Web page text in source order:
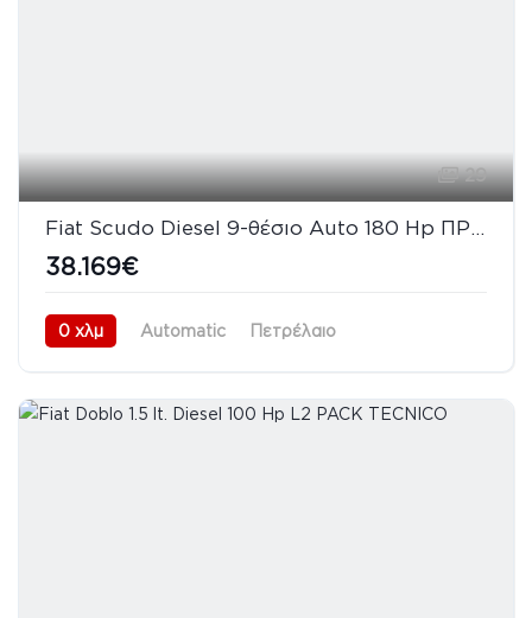
29
Fiat Scudo Diesel 9-θέσιο Auto 180 Hp ΠΡΟΣΦΟΡΑ ΙΟΥΛΙΟΥ
38.169€
0 χλμ Automatic
Πετρέλαιο